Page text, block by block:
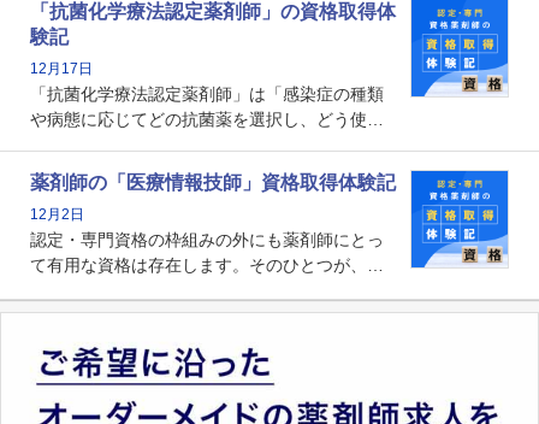
剤師の専門性を活かして高度化するがん医療に
貢献する姿は、今も病院薬剤師にとって一目置
かれる存在です。
「抗菌化学療法認定薬剤師」の資格取得体
験記
12月17日
「抗菌化学療法認定薬剤師」は「感染症の種類
や病態に応じてどの抗菌薬を選択し、どう使っ
る薬剤師です。現在、感染防止対策加算の施設
基準に専任の薬剤師配置が挙げられており、今
後は感染症領域で薬剤師に、より多くの役割が
求められる可能性もあります。
薬剤師の「医療情報技師」資格取得体験記
12月2日
認定・専門資格の枠組みの外にも薬剤師にとっ
て有用な資格は存在します。そのひとつが、
査データ、投薬歴など非常に多岐にわたる医療
とは、病院薬剤師を中心に大きな武器になりま
す。